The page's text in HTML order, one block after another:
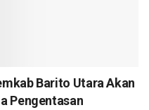
Barito Utara Akan
Pengentasan